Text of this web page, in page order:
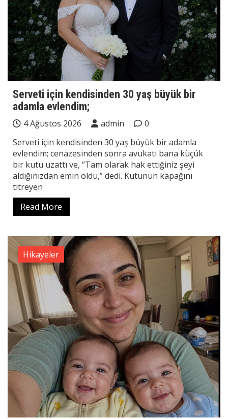
Serveti için kendisinden 30 yaş büyük bir
adamla evlendim;
4 Ağustos 2026 admin
0
Serveti için kendisinden 30 yaş büyük bir adamla
evlendim; cenazesinden sonra avukatı bana küçük
bir kutu uzattı ve, “Tam olarak hak ettiğiniz şeyi
aldığınızdan emin oldu,” dedi. Kutunun kapağını
titreyen
Read More
Hikayeler